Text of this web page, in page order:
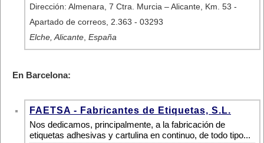
Dirección: Almenara, 7 Ctra. Murcia – Alicante, Km. 53 -
Apartado de correos, 2.363 - 03293
Elche, Alicante España
En Barcelona:
FAETSA - Fabricantes de Etiquetas, S.L.
Nos dedicamos, principalmente, a la fabricación de
etiquetas adhesivas y cartulina en continuo, de todo tipo...